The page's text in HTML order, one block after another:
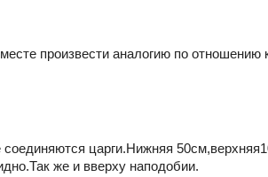
произвести аналогию по отношению
царги.Нижняя
же и вверху наподобии.